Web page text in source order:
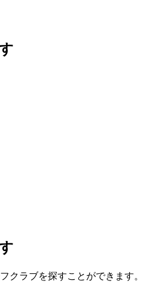
クラブを探すことができます。